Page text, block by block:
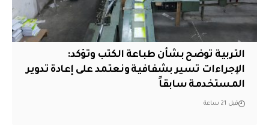
التربية توضح بشأن طباعة الكتب وتؤكد:
الإجراءات تسير بشفافية ونعتمد على إعادة تدوير
المستخدمة سابقاً
قبل 21 ساعة